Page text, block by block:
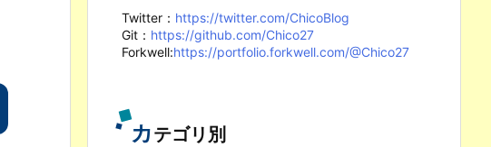
Twitter： https://twitter.com/ChicoBlog
Git： https://github.com/Chico27
Forkwell:https://portfolio.forkwell.com/@Chico27
カテゴリ別